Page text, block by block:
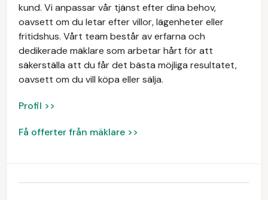
kund. Vi anpassar vår tjänst efter dina behov,
oavsett om du letar efter villor, lägenheter eller
fritidshus. Vårt team består av erfarna och
dedikerade mäklare som arbetar hårt för att
säkerställa att du får det bästa möjliga resultatet,
oavsett om du vill köpa eller sälja.
Profil >>
Få offerter från mäklare >>